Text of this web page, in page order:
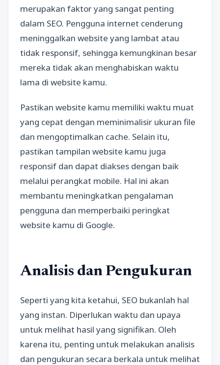
merupakan faktor yang sangat penting
dalam SEO. Pengguna internet cenderung
meninggalkan website yang lambat atau
tidak responsif, sehingga kemungkinan besar
mereka tidak akan menghabiskan waktu
lama di website kamu.
Pastikan website kamu memiliki waktu muat
yang cepat dengan meminimalisir ukuran file
dan mengoptimalkan cache. Selain itu,
pastikan tampilan website kamu juga
responsif dan dapat diakses dengan baik
melalui perangkat mobile. Hal ini akan
membantu meningkatkan pengalaman
pengguna dan memperbaiki peringkat
website kamu di Google.
Analisis dan Pengukuran
Seperti yang kita ketahui, SEO bukanlah hal
yang instan. Diperlukan waktu dan upaya
untuk melihat hasil yang signifikan. Oleh
karena itu, penting untuk melakukan analisis
dan pengukuran secara berkala untuk melihat